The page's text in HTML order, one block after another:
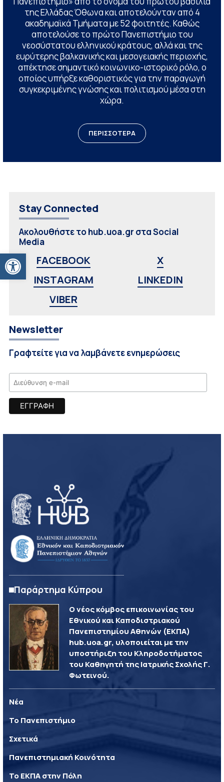
Ανοίξτε τη γραμμή εργαλείων
της Ελλάδας Όθωνα και αποτελούνταν από 4
ακαδημαϊκά Τμήματα με 52 φοιτητές. Καθώς
αποτελούσε το πρώτο Πανεπιστήμιο του
νεοσύστατου ελληνικού κράτους, αλλά και της
ευρύτερης βαλκανικής και μεσογειακής περιοχής,
απέκτησε σημαντικό κοινωνικο-ιστορικό ρόλο, ο
οποίος υπήρξε καθοριστικός για την παραγωγή
συγκεκριμένης γνώσης και πολιτισμού μέσα στη
χώρα.
ΠΕΡΙΣΣΟΤΕΡΑ
Stay Connected
Ακολουθήστε το hub.uoa.gr στα Social
Media
FACEBOOK
X
INSTAGRAM
LINKEDIN
VIBER
Newsletter
Γραφτείτε για να λαμβάνετε ενημερώσεις
Παράρτημα Κύπρου
Ο νέος κόμβος επικοινωνίας του
Εθνικού και Καποδιστριακού
Πανεπιστημίου Αθηνών (ΕΚΠΑ)
hub.uoa.gr, υλοποιείται με την
υποστήριξη του Κληροδοτήματος
του Καθηγητή της Ιατρικής Σχολής Γ.
Φωτεινού.
Νέα
Το Πανεπιστήμιο
Σχετικά
Πανεπιστημιακή Κοινότητα
Το ΕΚΠΑ στην Πόλη